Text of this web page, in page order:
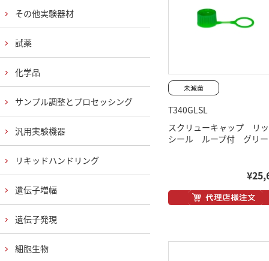
T340GLSL
スクリューキャップ リ
シール ループ付 グリー
その他実験器材
試薬
化学品
サンプル調整とプロセッシング
汎用実験機器
リキッドハンドリング
遺伝子増幅
遺伝子発現
細胞生物